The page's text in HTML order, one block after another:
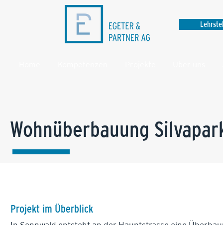
Wohnüberbauung
Projekt im Überblick